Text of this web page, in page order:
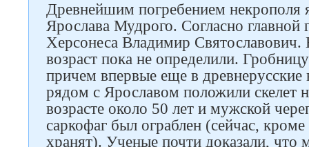
Древнейшим погребением некрополя
Ярослава Мудрого. Согласно главной
Херсонеса Владимир Святославович.
возраст пока не определили.
причем впервые еще в
рядом с Ярославом положили скелет
возрасте около 50 лет и мужской
саркофаг был ограблен (сейчас,
хранят). Ученые почти доказали, что